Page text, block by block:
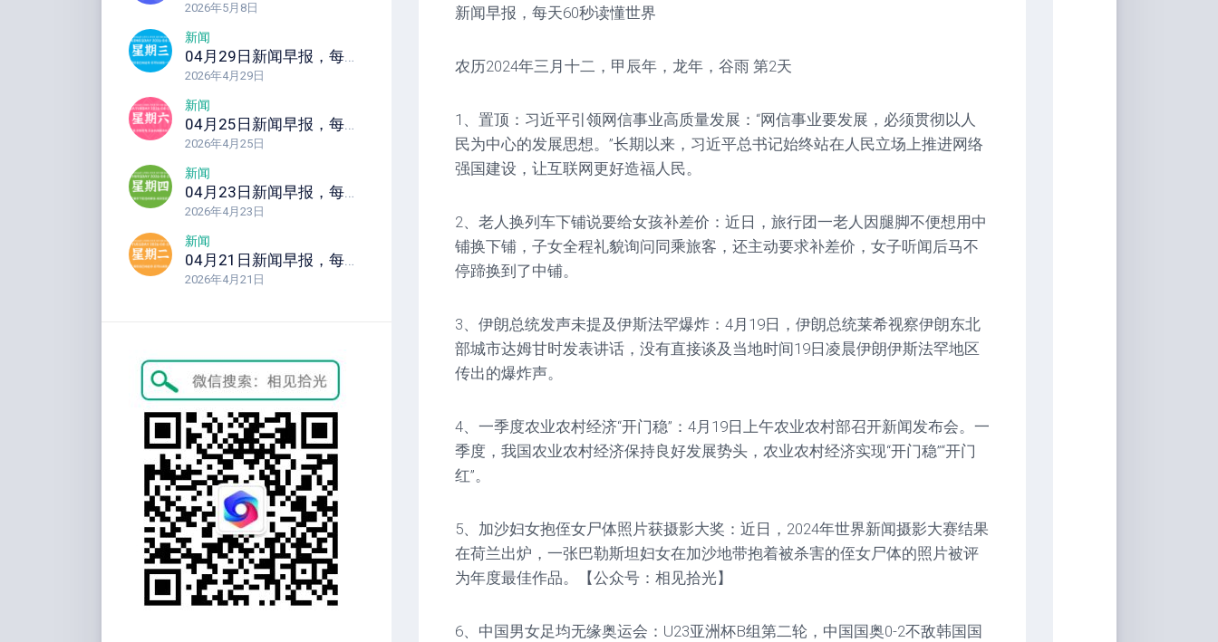
2026年5月8日
新闻
04月29日新闻早报，每天60秒读懂全世界！
2026年4月29日
新闻
04月25日新闻早报，每天60秒读懂全世界！
2026年4月25日
新闻
04月23日新闻早报，每天60秒读懂全世界！
2026年4月23日
新闻
04月21日新闻早报，每天60秒读懂全世界！
2026年4月21日
新闻早报，每天60秒读懂世界
农历2024年三月十二，甲辰年，龙年，谷雨 第2天
1、置顶：习近平引领网信事业高质量发展：“网信事业要发展，必须贯彻以人
民为中心的发展思想。”长期以来，习近平总书记始终站在人民立场上推进网络
强国建设，让互联网更好造福人民。
2、老人换列车下铺说要给女孩补差价：近日，旅行团一老人因腿脚不便想用中
铺换下铺，子女全程礼貌询问同乘旅客，还主动要求补差价，女子听闻后马不
停蹄换到了中铺。
3、伊朗总统发声未提及伊斯法罕爆炸：4月19日，伊朗总统莱希视察伊朗东北
部城市达姆甘时发表讲话，没有直接谈及当地时间19日凌晨伊朗伊斯法罕地区
传出的爆炸声。
4、一季度农业农村经济“开门稳”：4月19日上午农业农村部召开新闻发布会。一
季度，我国农业农村经济保持良好发展势头，农业农村经济实现“开门稳”“开门
红”。
5、加沙妇女抱侄女尸体照片获摄影大奖：近日，2024年世界新闻摄影大赛结果
在荷兰出炉，一张巴勒斯坦妇女在加沙地带抱着被杀害的侄女尸体的照片被评
为年度最佳作品。【公众号：相见拾光】
6、中国男女足均无缘奥运会：U23亚洲杯B组第二轮，中国国奥0-2不敌韩国国